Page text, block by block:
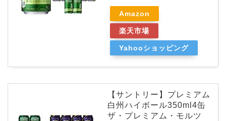
Amazon
楽天市場
Yahooショッピング
【サントリー】プレミアム
白州ハイボール350ml4缶
ザ・プレミアム・モルツ